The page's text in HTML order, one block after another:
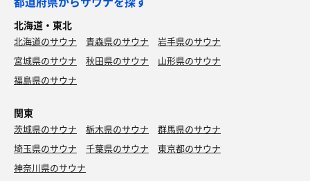
北海道・東北
北海道のサウナ 青森県のサウナ
岩手県のサウナ
宮城県のサウナ
秋田県のサウナ
山形県のサウナ
福島県のサウナ
関東
茨城県のサウナ 栃木県のサウナ
群馬県のサウナ
埼玉県のサウナ
千葉県のサウナ
東京都のサウナ
神奈川県のサウナ